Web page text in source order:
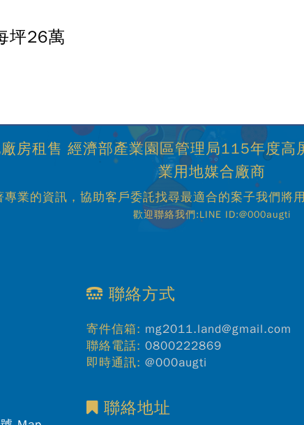
坪26萬
房租售 經濟部產業園區管理局115年度
業用地媒合廠商
業的資訊，協助客戶委託找尋最適合的案子我們將
歡迎聯絡我們:LINE ID:@000augti
聯絡方式
寄件信箱: mg2011.land@gmail.com
聯絡電話: 0800222869
即時通訊: @000augti
聯絡地址